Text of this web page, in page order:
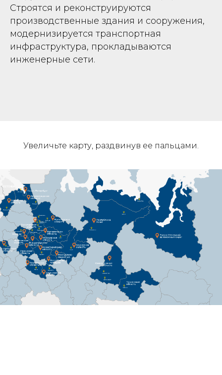
Строятся и реконструируются
производственные здания и сооружения,
модернизируется транспортная
инфраструктура, прокладываются
инженерные сети.
Увеличьте карту, раздвинув ее пальцами.